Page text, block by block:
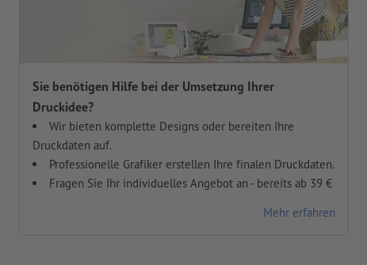
Sie benötigen Hilfe bei der Umsetzung Ihrer
Druckidee?
Wir bieten komplette Designs oder bereiten Ihre
Druckdaten auf.
Professionelle Grafiker erstellen Ihre finalen Druckdaten.
Fragen Sie Ihr individuelles Angebot an - bereits ab 39 €
Mehr erfahren